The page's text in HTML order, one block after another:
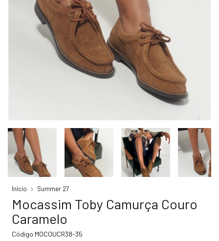
Início Summer 27
Mocassim Toby Camurça Couro
Caramelo
Código MOCOUCR38-35